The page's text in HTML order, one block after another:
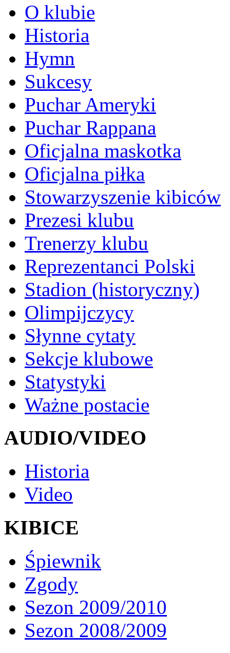
O klubie
Historia
Hymn
Sukcesy
Puchar Ameryki
Puchar Rappana
Oficjalna maskotka
Oficjalna piłka
Stowarzyszenie kibiców
Prezesi klubu
Trenerzy klubu
Reprezentanci Polski
Stadion (historyczny)
Olimpijczycy
Słynne cytaty
Sekcje klubowe
Statystyki
Ważne postacie
AUDIO/VIDEO
Historia
Video
KIBICE
Śpiewnik
Zgody
Sezon 2009/2010
Sezon 2008/2009